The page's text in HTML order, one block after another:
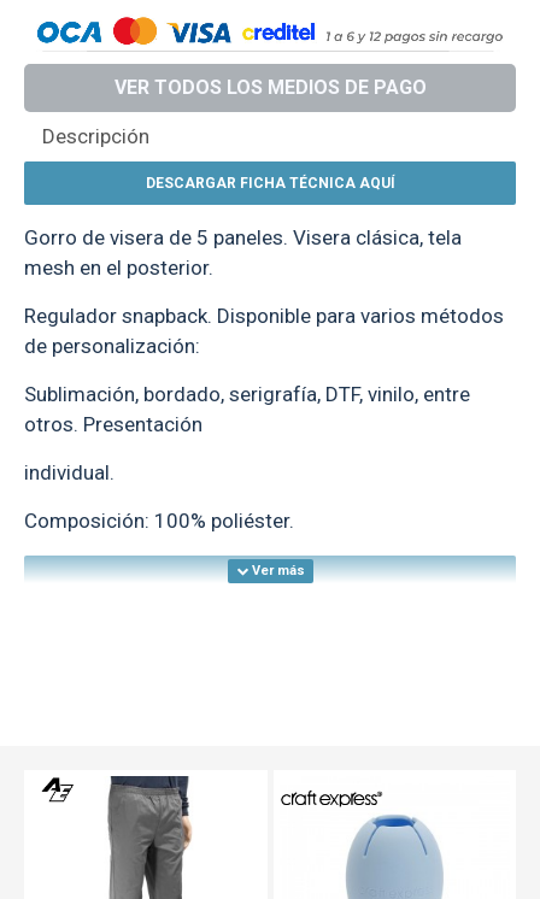
Descripción
DESCARGAR FICHA TÉCNICA AQUÍ
Gorro de visera de 5 paneles. Visera clásica, tela
mesh en el posterior.
Regulador snapback. Disponible para varios métodos
de personalización:
Sublimación, bordado, serigrafía, DTF, vinilo, entre
otros. Presentación
individual.
Composición: 100% poliéster.
VER TODOS LOS MEDIOS DE PAGO
TEXTTRANSPARENTETEXTTRANSPARENTE